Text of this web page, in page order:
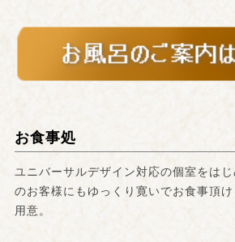
お食事処
ユニバーサルデザイン対応の個室をは
のお客様にもゆっくり寛いでお食事頂
用意。